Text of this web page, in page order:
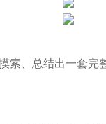
索、总结出一套